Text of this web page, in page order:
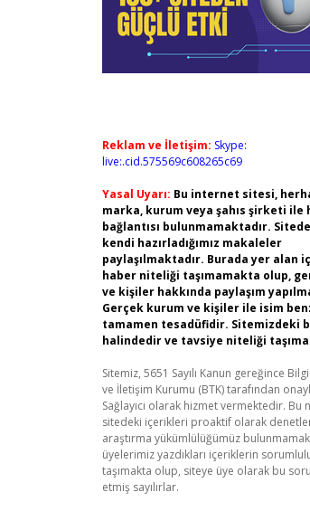
Reklam ve İletişim: Skype:
live:.cid.575569c608265c69
Yasal Uyarı: Bu internet sitesi,
marka, kurum veya şahıs şirketi ile
bağlantısı bulunmamaktadır.
kendi hazırladığımız makaleler
paylaşılmaktadır. Burada yer alan
haber niteliği taşımamakta olup,
ve kişiler hakkında paylaşım
Gerçek kurum ve kişiler ile isim
tamamen tesadüfidir. Sitemizdeki
halindedir ve tavsiye niteliği
Sitemiz, 5651 Sayılı Kanun gereğince
ve İletişim Kurumu (BTK) tarafından
Sağlayıcı olarak hizmet vermektedir. Bu
sitedeki içerikleri proaktif olarak
araştırma yükümlülüğümüz
üyelerimiz yazdıkları içeriklerin
taşımakta olup, siteye üye olarak bu
etmiş sayılırlar.